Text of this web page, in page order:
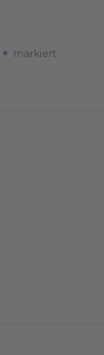
markiert